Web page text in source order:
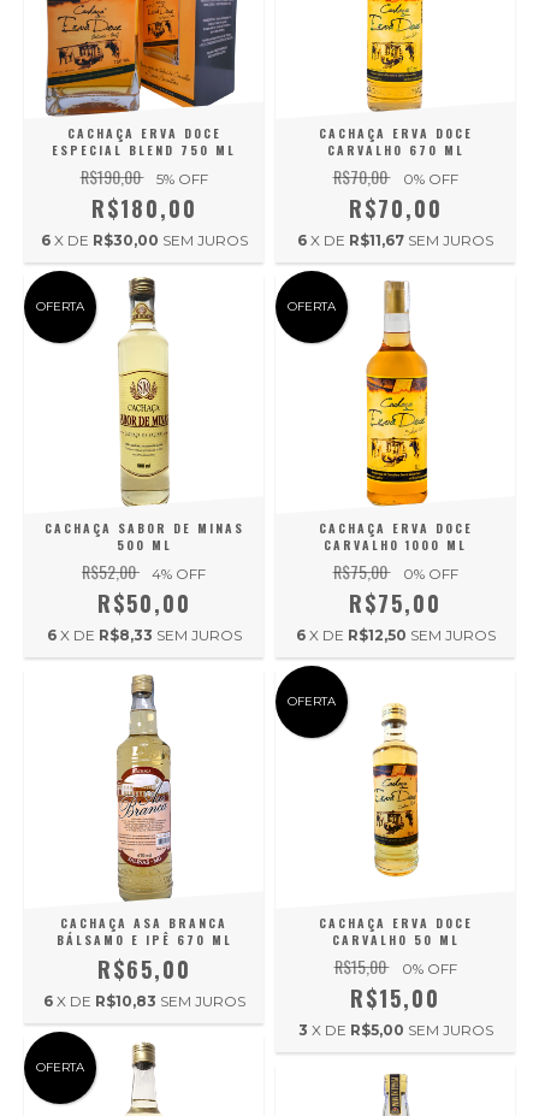
CACHAÇA ERVA DOCE
ESPECIAL BLEND 750 ML
R$190,00 5% OFF
R$180,00
6 X DE R$30,00 SEM JUROS
CACHAÇA ERVA DOCE
CARVALHO 670 ML
R$70,00 0% OFF
R$70,00
6 X DE R$11,67 SEM JUROS
OFERTA
CACHAÇA SABOR DE MINAS
500 ML
R$52,00 4% OFF
R$50,00
6 X DE R$8,33 SEM JUROS
OFERTA
CACHAÇA ERVA DOCE
CARVALHO 1000 ML
R$75,00 0% OFF
R$75,00
6 X DE R$12,50 SEM JUROS
CACHAÇA ASA BRANCA
BÁLSAMO E IPÊ 670 ML
R$65,00
6 X DE R$10,83 SEM JUROS
OFERTA
CACHAÇA ERVA DOCE
CARVALHO 50 ML
R$15,00 0% OFF
R$15,00
3 X DE R$5,00 SEM JUROS
OFERTA